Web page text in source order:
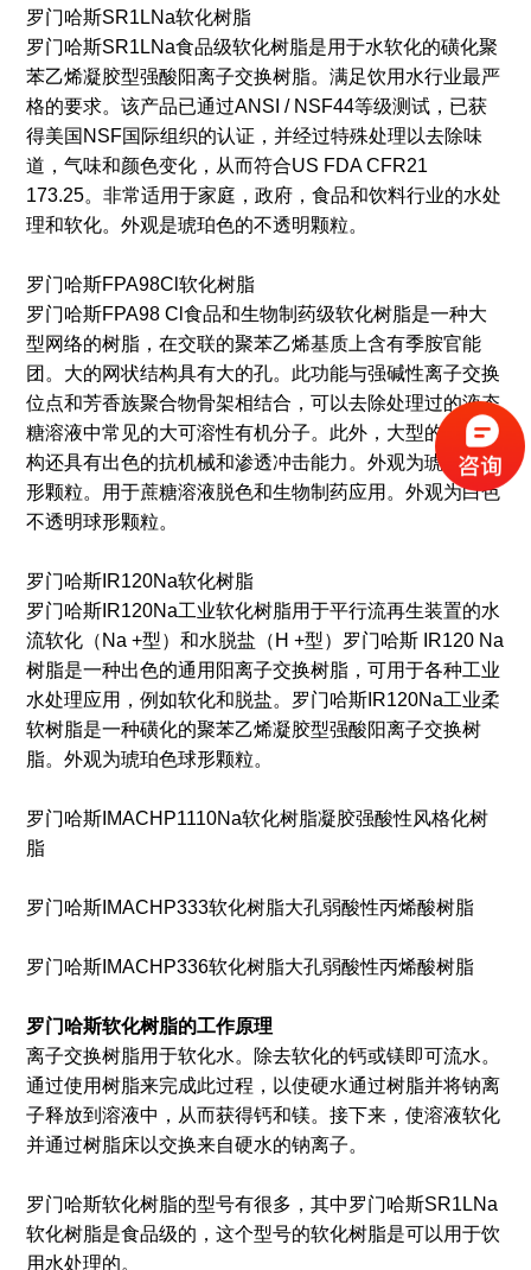
罗门哈斯SR1LNa软化树脂
罗门哈斯SR1LNa食品级软化树脂是用于水软化的磺化聚
苯乙烯凝胶型强酸阳离子交换树脂。满足饮用水行业最严
格的要求。该产品已通过ANSI / NSF44等级测试，已获
得美国NSF国际组织的认证，并经过特殊处理以去除味
道，气味和颜色变化，从而符合US FDA CFR21
173.25。非常适用于家庭，政府，食品和饮料行业的水处
理和软化。外观是琥珀色的不透明颗粒。
罗门哈斯FPA98Cl软化树脂
罗门哈斯FPA98 Cl食品和生物制药级软化树脂是一种大
型网络的树脂，在交联的聚苯乙烯基质上含有季胺官能
团。大的网状结构具有大的孔。此功能与强碱性离子交换
位点和芳香族聚合物骨架相结合，可以去除处理过的液态
糖溶液中常见的大可溶性有机分子。此外，大型的网络结
构还具有出色的抗机械和渗透冲击能力。外观为琥珀色球
形颗粒。用于蔗糖溶液脱色和生物制药应用。外观为白色
不透明球形颗粒。
罗门哈斯IR120Na软化树脂
罗门哈斯IR120Na工业软化树脂用于平行流再生装置的水
流软化（Na +型）和水脱盐（H +型）罗门哈斯 IR120 Na
树脂是一种出色的通用阳离子交换树脂，可用于各种工业
水处理应用，例如软化和脱盐。罗门哈斯IR120Na工业柔
软树脂是一种磺化的聚苯乙烯凝胶型强酸阳离子交换树
脂。外观为琥珀色球形颗粒。
罗门哈斯IMACHP1110Na软化树脂凝胶强酸性风格化树
脂
罗门哈斯IMACHP333软化树脂大孔弱酸性丙烯酸树脂
罗门哈斯IMACHP336软化树脂大孔弱酸性丙烯酸树脂
罗门哈斯软化树脂的工作原理
离子交换树脂用于软化水。除去软化的钙或镁即可流水。
通过使用树脂来完成此过程，以使硬水通过树脂并将钠离
子释放到溶液中，从而获得钙和镁。接下来，使溶液软化
并通过树脂床以交换来自硬水的钠离子。
罗门哈斯软化树脂的型号有很多，其中罗门哈斯SR1LNa
软化树脂是食品级的，这个型号的软化树脂是可以用于饮
用水处理的。